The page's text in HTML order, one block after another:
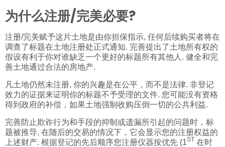
为什么注册/完美必要?
注册/完美赋予这片土地是由你担保指示, 任何后续购买者将在
调查了标题在土地注册处正式通知. 完善提出了土地所有权的
假设有利于你对谁缺乏一个更好的标题所有其他人. 健全和完
善土地通过合法的房地产.
凡土地仍然未注册, 你的兴趣是在公平，而不是法律. 非登记
效力的证据来证明你的标题不予受理的文件. 您可能没有资格
得到政府的补偿，如果土地强制收购压倒一切的公共利益.
完善防止欺诈行为和手段的抑制或遗漏所引起的问题时，标
题被推导, 在随后的交易的情况下，它会显示您的注册权益的
上述财产. 根据登记的先后顺序您注册仪器按优先 (1ST 在时